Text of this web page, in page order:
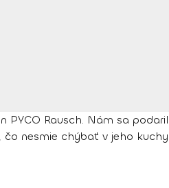
Rausch. Nám sa
nesmie chýbať v jeho